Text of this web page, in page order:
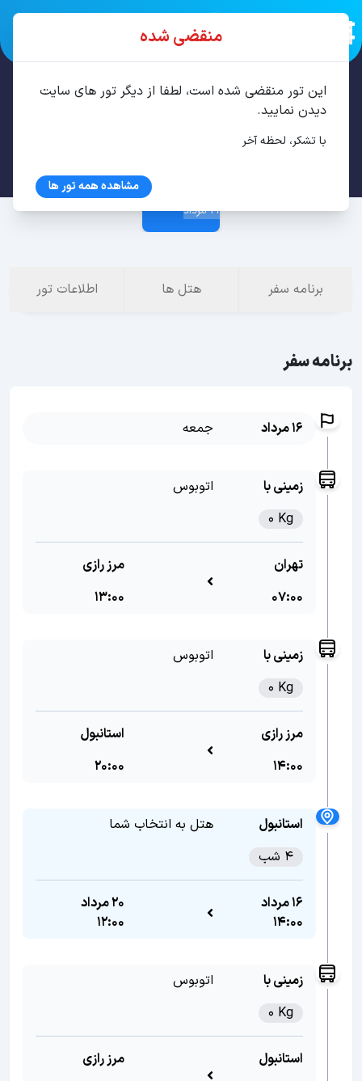
تور استانبول 4 شب مرداد
21 مرداد
برنامه سفر هتل ها اطلاعات تور
برنامه سفر
16 مرداد جمعه
زمینی با
اتوبوس
0 Kg
تهران
07:00
مرز رازی
13:00
زمینی با
اتوبوس
0 Kg
مرز رازی
14:00
استانبول
20:00
استانبول
هتل به انتخاب شما
4 شب
16 مرداد
14:00
20 مرداد
12:00
زمینی با
اتوبوس
0 Kg
استانبول
مرز رازی
منقضی شده
این تور منقضی شده است، لطفا از دیگر تور های سایت
دیدن نمایید.
با تشکر، لحظه آخر
مشاهده همه تور ها